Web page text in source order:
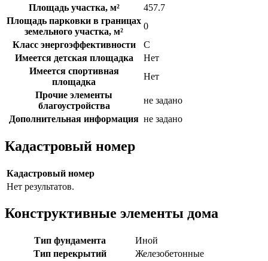
Площадь участка, м²
457.7
Площадь парковки в границах
земельного участка, м²
0
Класс энергоэффективности
C
Имеется детская площадка
Нет
Имеется спортивная
площадка
Нет
Прочие элементы
благоустройства
не задано
Дополнительная информация не задано
Кадастровый номер
Кадастровый номер
Нет результатов.
Конструктивные элементы дома
Тип фундамента
Иной
Тип перекрытий
Железобетонные